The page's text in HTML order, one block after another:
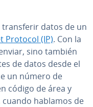
datos de un
Protocol (IP). Con la
sino también
de datos desde el
un número de
código de área y
hablamos de